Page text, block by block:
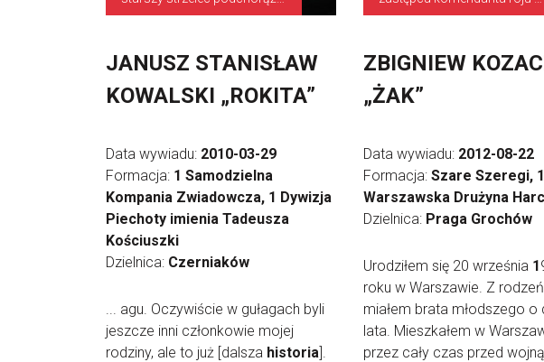
JANUSZ STANISŁAW
KOWALSKI „ROKITA”
Data wywiadu: 2010-03-29
Formacja: 1 Samodzielna
Kompania Zwiadowcza, 1 Dywizja
Piechoty imienia Tadeusza
Kościuszki
Dzielnica: Czerniaków
... agu. Oczywiście w gułagach byli
jeszcze inni członkowie mojej
rodziny, ale to już [dalsza historia].
ZBIGNIEW
„ŻAK”
Data wywiadu: 2012-08-22
Formacja: Szare Szeregi,
Warszawska Drużyna
Dzielnica: Praga Grochów
Urodziłem się 20 września 1
roku w Warszawie. Z
miałem brata młodszego o
lata. Mieszkałem w
przez cały czas przed